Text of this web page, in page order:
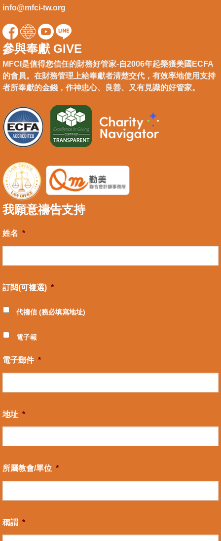
info@mfci-tw.org
參與奉獻 GIVE
MFCI是值得您信任的財務好管家-自2006年起榮獲美國ECFA
的會員。在財務管理上給奉獻者清楚交代，有效率地使用支持
者所奉獻的金錢，作神忠心、良善、又有見識的好管家。
我願意禱告支持
姓名 *
訂閱(可複選) *
代禱信 (務必填寫地址)
電子報
電子郵件 *
地址 *
所屬教會/單位 *
稱謂 *